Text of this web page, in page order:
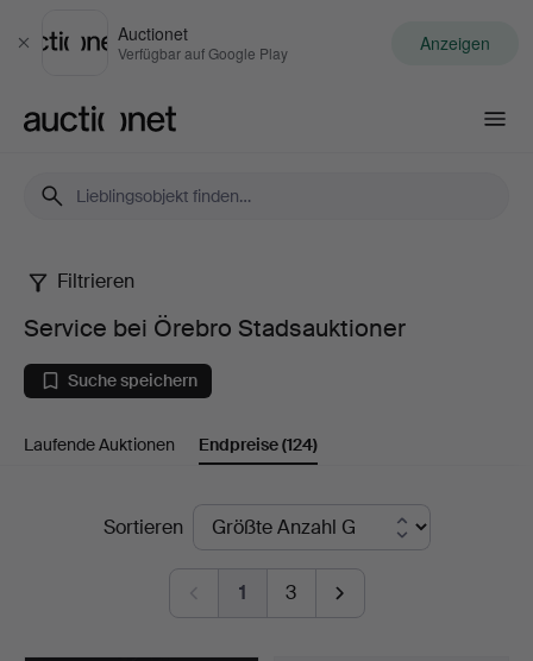
Schließen
Auctionet
Verfügbar auf Google Play Anzeigen
Service
bei
Örebro
Stadsauktioner
Filtrieren
Service bei Örebro Stadsauktioner
Suche speichern
Laufende Auktionen Endpreise(124)
EndpreiseSortieren
1 3